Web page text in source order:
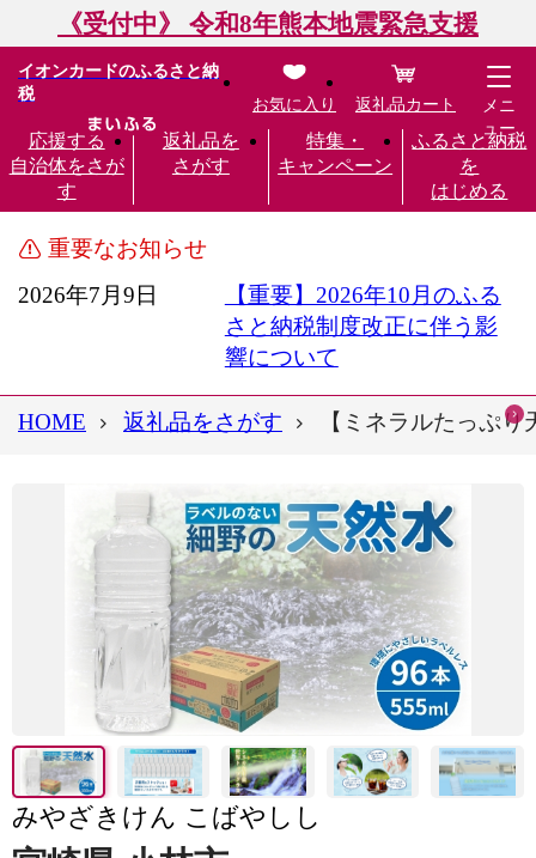
《受付中》 令和8年熊本地震緊急支援
イオンカードのふるさと納
税
応援する
自治体をさが
す
返礼品を
さがす
特集・
キャンペーン
ふるさと納税
を
はじめる
お気に入り 返礼品カート
メニ
ュー
重要なお知らせ
2026年7月9日
【重要】2026年10月のふる
さと納税制度改正に伴う影
響について
HOME 返礼品をさがす 【ミネラルたっぷ
みやざきけん こばやしし